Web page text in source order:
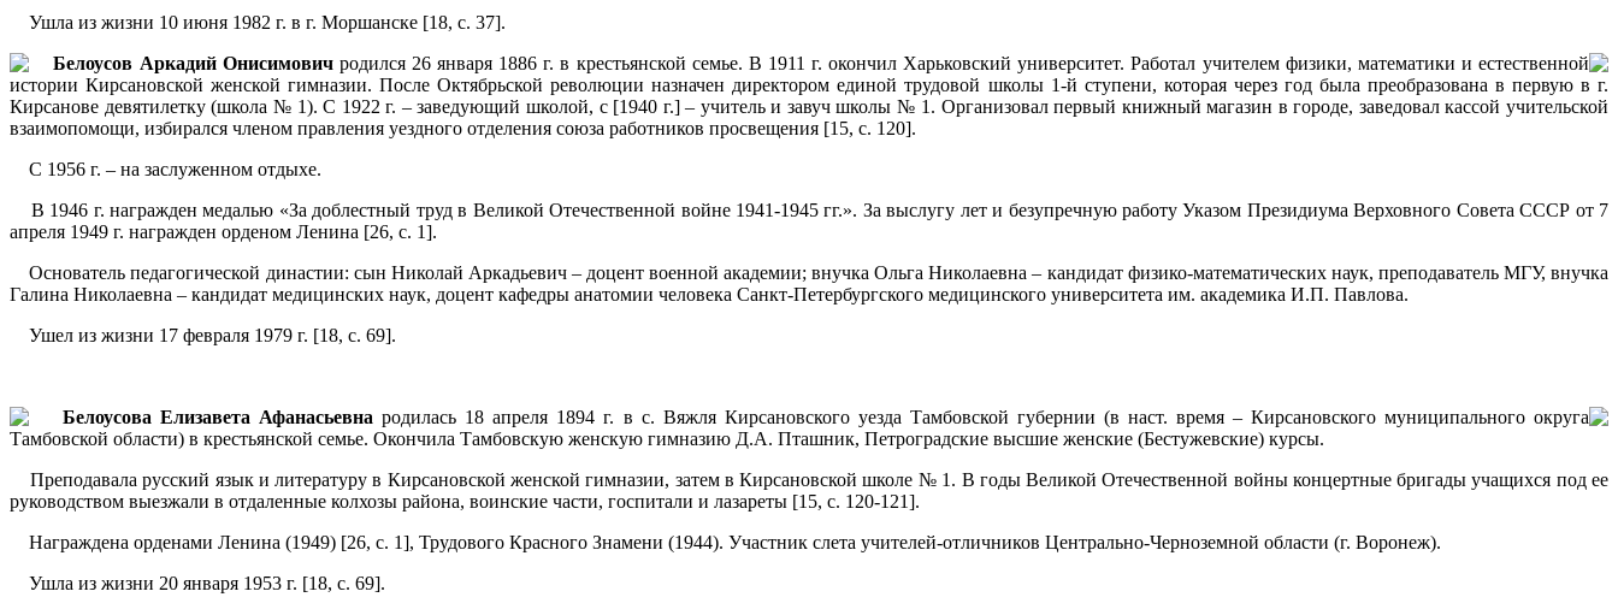
Ушла из жизни 10 июня 1982 г. в г. Моршанске [18, с. 37].
Белоусов Аркадий Онисимовичродился 26 января 1886 г. в крестьянской семье. В 1911 г. окончил Харьковский университет. Работал учителем физики, математики и естественной
истории Кирсановской женской гимназии. После Октябрьской революции назначен директором единой трудовой школы 1-й ступени, которая через год была преобразована в первую в г.
Кирсанове девятилетку (школа № 1). С 1922 г. – заведующий школой, с [1940 г.] – учитель и завуч школы № 1. Организовал первый книжный магазин в городе, заведовал кассой учительской
взаимопомощи, избирался членом правления уездного отделения союза работников просвещения [15, с. 120].
С 1956 г. – на заслуженном отдыхе.
В 1946 г. награжден медалью «За доблестный труд в Великой Отечественной войне 1941-1945 гг.». За выслугу лет и безупречную работу Указом Президиума Верховного Совета СССР от 7
апреля 1949 г. награжден орденом Ленина [26, с. 1].
Основатель педагогической династии: сын Николай Аркадьевич – доцент военной академии; внучка Ольга Николаевна – кандидат физико-математических наук, преподаватель МГУ, внучка
Галина Николаевна – кандидат медицинских наук, доцент кафедры анатомии человека Санкт-Петербургского медицинского университета им. академика И.П. Павлова.
Ушел из жизни 17 февраля 1979 г. [18, с. 69].
Белоусова Елизавета Афанасьевна родилась 18 апреля 1894 г. в с. Вяжля Кирсановского уезда Тамбовской губернии (в наст. время – Кирсановского муниципального округа
Тамбовской области) в крестьянской семье. Окончила Тамбовскую женскую гимназию Д.А. Пташник, Петроградские высшие женские (Бестужевские) курсы.
Преподавала русский язык и литературу в Кирсановской женской гимназии, затем в Кирсановской школе № 1. В годы Великой Отечественной войны концертные бригады учащихся под ее
руководством выезжали в отдаленные колхозы района, воинские части, госпитали и лазареты [15, с. 120-121].
Награждена орденами Ленина (1949) [26, с. 1], Трудового Красного Знамени (1944). Участник слета учителей-отличников Центрально-Черноземной области (г. Воронеж).
Ушла из жизни 20 января 1953 г. [18, с. 69].